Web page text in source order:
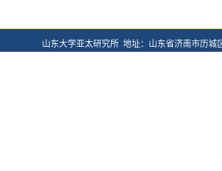
山东大学亚太研究所 地址：山东省济南市历城